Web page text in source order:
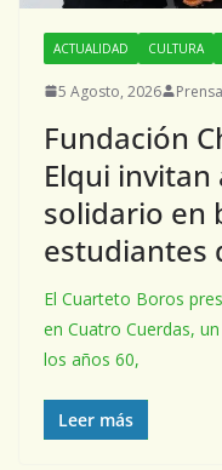
ACTUALIDAD CULTURA
5 Agosto, 2026
Fundación
Elqui
solidario en
estudiantes
El Cuarteto Boros
en Cuatro Cuerdas,
los años 60,
Leer más